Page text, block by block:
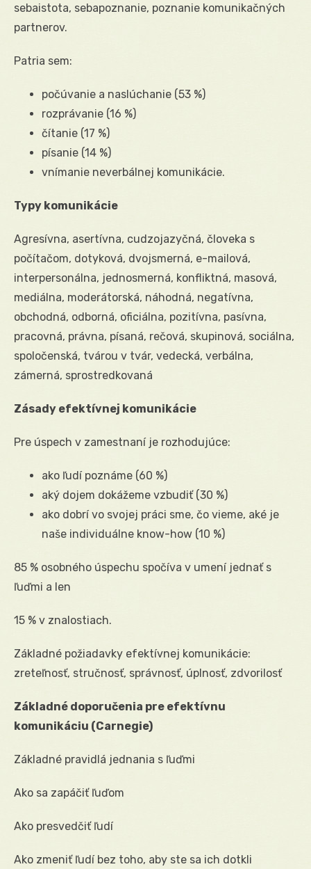
sebaistota, sebapoznanie, poznanie komunikačných
partnerov.
Patria sem:
počúvanie a naslúchanie (53 %)
rozprávanie (16 %)
čítanie (17 %)
písanie (14 %)
vnímanie neverbálnej komunikácie.
Typy komunikácie
Agresívna, asertívna, cudzojazyčná, človeka s
počítačom, dotyková, dvojsmerná, e-mailová,
interpersonálna, jednosmerná, konfliktná, masová,
mediálna, moderátorská, náhodná, negatívna,
obchodná, odborná, oficiálna, pozitívna, pasívna,
pracovná, právna, písaná, rečová, skupinová, sociálna,
spoločenská, tvárou v tvár, vedecká, verbálna,
zámerná, sprostredkovaná
Zásady efektívnej komunikácie
Pre úspech v zamestnaní je rozhodujúce:
ako ľudí poznáme (60 %)
aký dojem dokážeme vzbudiť (30 %)
ako dobrí vo svojej práci sme, čo vieme, aké je
naše individuálne know-how (10 %)
85 % osobného úspechu spočíva v umení jednať s
ľuďmi a len
15 % v znalostiach.
Základné požiadavky efektívnej komunikácie:
zreteľnosť, stručnosť, správnosť, úplnosť, zdvorilosť
Základné doporučenia pre efektívnu
komunikáciu (Carnegie)
Základné pravidlá jednania s ľuďmi
Ako sa zapáčiť ľuďom
Ako presvedčiť ľudí
Ako zmeniť ľudí bez toho, aby ste sa ich dotkli